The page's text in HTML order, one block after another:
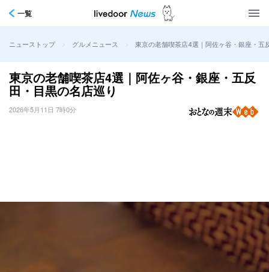
一覧
ニューストップ > グルメニュース > 東京の老舗喫茶店4選｜阿佐ヶ谷・銀座・五
東京の老舗喫茶店4選｜阿佐ヶ谷・銀座・五反
田・目黒の名店巡り
2026年5月11日 7時0分